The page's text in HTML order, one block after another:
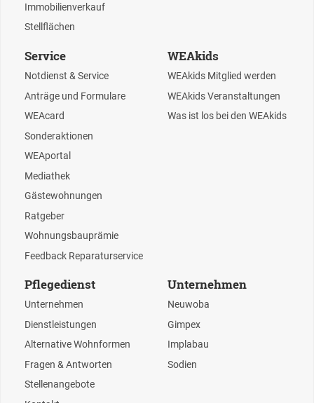
Immobilienverkauf
Stellflächen
Service
Notdienst & Service
Anträge und Formulare
WEAcard
Sonderaktionen
WEAportal
Mediathek
Gästewohnungen
Ratgeber
Wohnungsbauprämie
Feedback Reparaturservice
WEAkids
WEAkids Mitglied werden
WEAkids Veranstaltungen
Was ist los bei den WEAkids
Pflegedienst
Unternehmen
Dienstleistungen
Alternative Wohnformen
Fragen & Antworten
Stellenangebote
Unternehmen
Neuwoba
Gimpex
Implabau
Sodien